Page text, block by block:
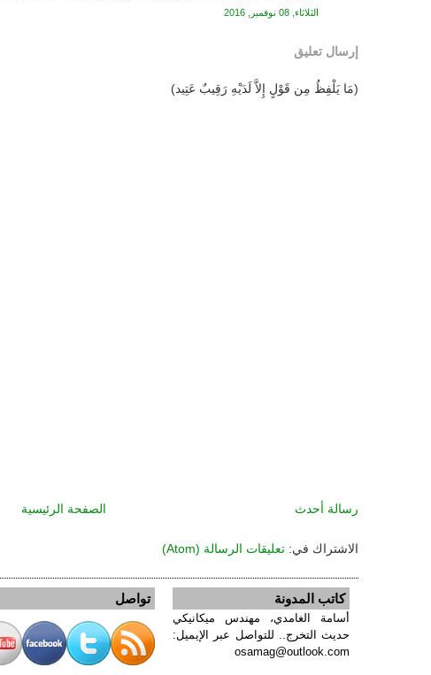
الثلاثاء, 08 نوفمبر, 2016
إرسال تعليق
(مَا يَلْفِظُ مِن قَوْلٍ إِلاَّ لَدَيْهِ رَقِيبٌ عَتِيد)
رسالة أحدث الصفحة الرئيسية
الاشتراك في: تعليقات الرسالة (Atom)
كاتب المدونة
أسامة الغامدي، مهندس ميكانيكي
حديث التخرج.. للتواصل عبر الإيميل:
osamag@outlook.com
تواصل